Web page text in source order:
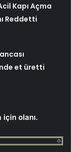
Kapı Açma
Reddetti
et üretti
için olanı.